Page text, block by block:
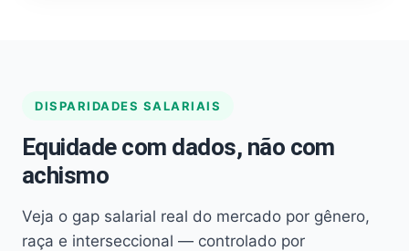
DISPARIDADES SALARIAIS
Equidade com dados, não com
achismo
Veja o gap salarial real do mercado por gênero,
raça e interseccional — controlado por